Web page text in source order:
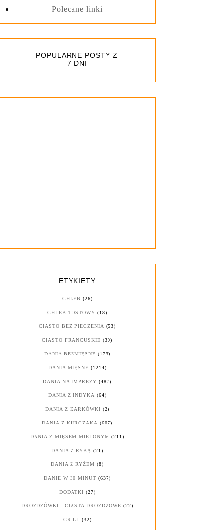
Polecane linki
POPULARNE POSTY Z
7 DNI
ETYKIETY
CHLEB (26)
CHLEB TOSTOWY (18)
CIASTO BEZ PIECZENIA (53)
CIASTO FRANCUSKIE (30)
DANIA BEZMIĘSNE (173)
DANIA MIĘSNE (1214)
DANIA NA IMPREZY (487)
DANIA Z INDYKA (64)
DANIA Z KARKÓWKI (2)
DANIA Z KURCZAKA (607)
DANIA Z MIĘSEM MIELONYM (211)
DANIA Z RYBĄ (21)
DANIA Z RYŻEM (8)
DANIE W 30 MINUT (637)
DODATKI (27)
DROŻDŻÓWKI - CIASTA DROŻDŻOWE (22)
GRILL (32)